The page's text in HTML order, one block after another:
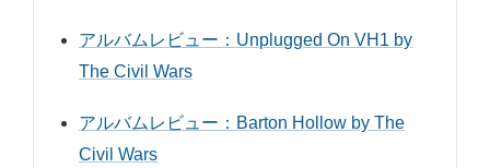
アルバムレビュー：Unplugged On VH1 by
The Civil Wars
アルバムレビュー：Barton Hollow by The
Civil Wars